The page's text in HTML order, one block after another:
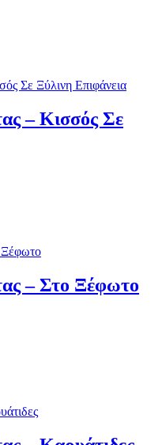
– Κισσός Σε
– Στο Ξέφωτο